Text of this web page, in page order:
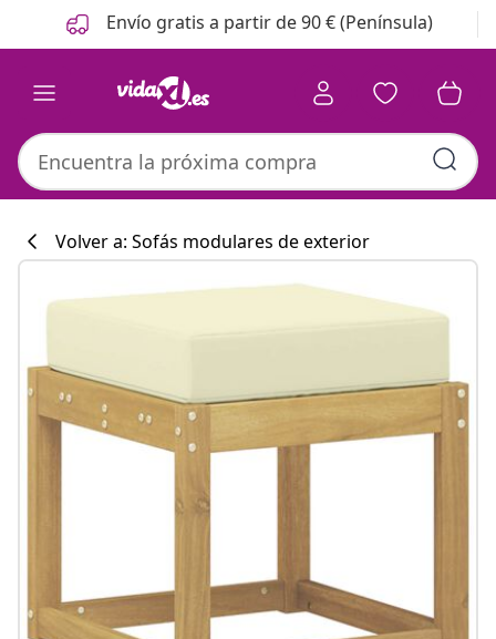
Anterior
Siguiente Envío gratis a partir de 90 € (Península)
#sharemevidaxl
Colección de
Volver a: Sofás modulares de exterior